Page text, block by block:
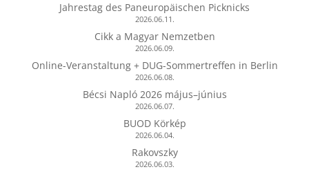
Jahrestag des Paneuropäischen Picknicks
2026.06.11.
Cikk a Magyar Nemzetben
2026.06.09.
Online-Veranstaltung + DUG-Sommertreffen in Berlin
2026.06.08.
Bécsi Napló 2026 május–június
2026.06.07.
BUOD Körkép
2026.06.04.
Rakovszky
2026.06.03.